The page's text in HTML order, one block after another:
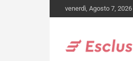
to
venerdì, Agosto 7, 2026